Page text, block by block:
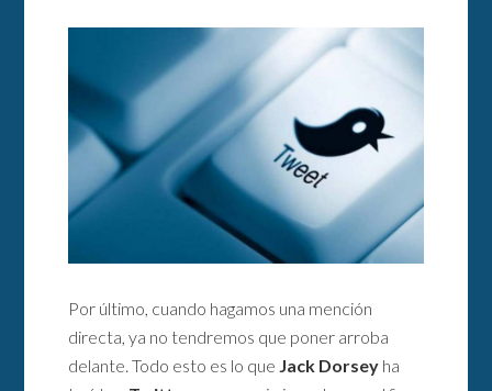
Por último, cuando hagamos una mención
directa, ya no tendremos que poner arroba
delante. Todo esto es lo que Jack Dorsey ha